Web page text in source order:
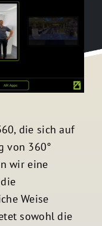
die sich auf
von 360°
wir eine
Weise
sowohl die